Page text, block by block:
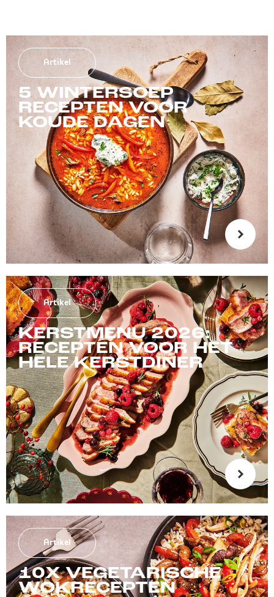
Artikel
5 WINTERSOEP
RECEPTEN VOOR
KOUDE DAGEN
Artikel
KERSTMENU 2026:
RECEPTEN VOOR HET
HELE KERSTDINER
Artikel
10X VEGETARISCHE
WOKRECEPTEN